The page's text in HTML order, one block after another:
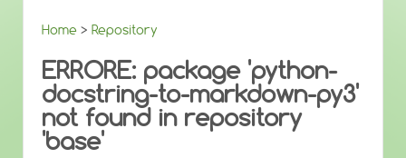
Home > Repository
ERRORE: package 'python-
docstring-to-markdown-py3'
not found in repository
'base'